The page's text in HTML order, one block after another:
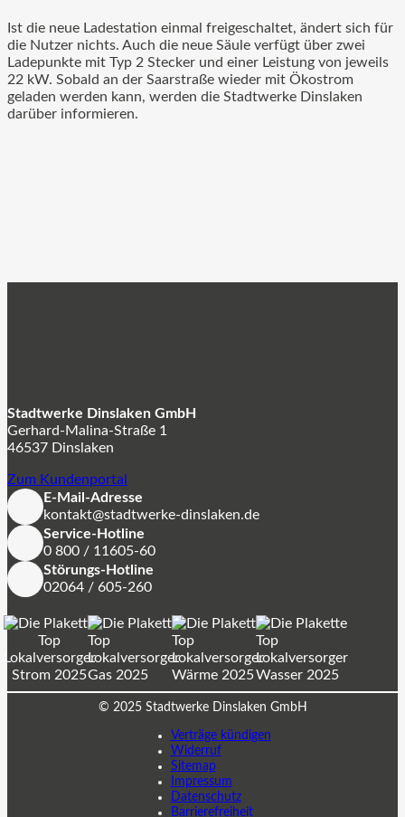
Ist die neue Ladestation einmal freigeschaltet, ändert sich für
die Nutzer nichts. Auch die neue Säule verfügt über zwei
Ladepunkte mit Typ 2 Stecker und einer Leistung von jeweils
22 kW. Sobald an der Saarstraße wieder mit Ökostrom
geladen werden kann, werden die Stadtwerke Dinslaken
darüber informieren.
Stadtwerke Dinslaken GmbH
Gerhard-Malina-Straße 1
46537 Dinslaken
Zum Kundenportal
E-Mail-Adresse
kontakt@stadtwerke-dinslaken.de
Service-Hotline
0 800 / 11605-60
Störungs-Hotline
02064 / 605-260
© 2025 Stadtwerke Dinslaken GmbH
Verträge kündigen
Widerruf
Sitemap
Impressum
Datenschutz
Barrierefreiheit